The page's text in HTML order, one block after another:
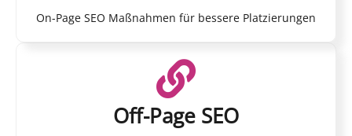
On-Page SEO Maßnahmen für bessere Platzierungen
Off-Page SEO